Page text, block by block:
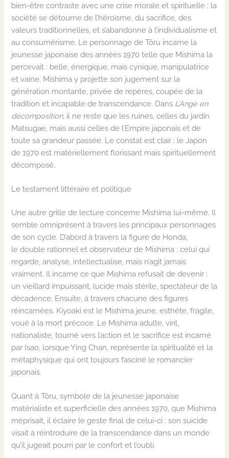
bien-être contraste avec une crise morale et spirituelle : la
société se détourne de l’héroïsme, du sacrifice, des
valeurs traditionnelles, et s’abandonne à l’individualisme et
au consumérisme. Le personnage de Tōru incarne la
jeunesse japonaise des années 1970 telle que Mishima la
percevait : belle, énergique, mais cynique, manipulatrice
et vaine. Mishima y projette son jugement sur la
génération montante, privée de repères, coupée de la
tradition et incapable de transcendance. Dans L’Ange en
décomposition, il ne reste que les ruines, celles du jardin
Matsugae, mais aussi celles de l’Empire japonais et de
toute sa grandeur passée. Le constat est clair : le Japon
de 1970 est matériellement florissant mais spirituellement
décomposé.
Le testament littéraire et politique
Une autre grille de lecture concerne Mishima lui-même. Il
semble omniprésent à travers les principaux personnages
de son cycle. D’abord à travers la figure de Honda,
le double rationnel et observateur de Mishima : celui qui
regarde, analyse, intellectualise, mais n’agit jamais
vraiment. Il incarne ce que Mishima refusait de devenir :
un vieillard impuissant, lucide mais stérile, spectateur de la
décadence. Ensuite, à travers chacune des figures
réincarnées. Kiyoaki est le Mishima jeune, esthète, fragile,
voué à la mort précoce. Le Mishima adulte, viril,
nationaliste, tourné vers l’action et le sacrifice est incarné
par Isao, lorsque Ying Chan, représente la spiritualité et la
métaphysique qui ont toujours fasciné le romancier
japonais.
Quant à Tōru, symbole de la jeunesse japonaise
matérialiste et superficielle des années 1970, que Mishima
méprisait, il éclaire le geste final de celui-ci : son suicide
visait à réintroduire de la transcendance dans un monde
qu’il jugeait pourri par le confort et l’oubli.